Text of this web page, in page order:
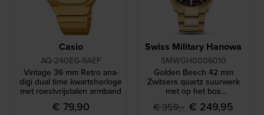
Casio
AQ-240EG-9AEF
Vintage 36 mm Retro ana-
digi dual time kwartshorloge
met roestvrijstalen armband
€ 79,90
Swiss Military Hanowa
SMWGH0006010
Golden Beech 42 mm
Zwitsers quartz suurwerk
met op het bos
geïnspireerde wijzerplaat
€ 359,- € 249,95